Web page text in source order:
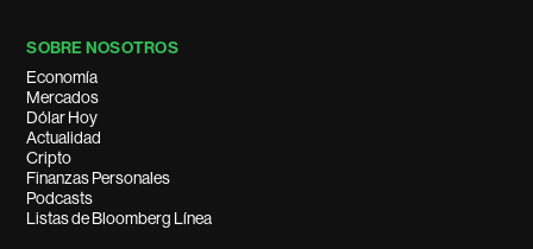
SOBRE NOSOTROS
Economía
Mercados
Dólar Hoy
Actualidad
Cripto
Finanzas Personales
Podcasts
Listas de Bloomberg Línea